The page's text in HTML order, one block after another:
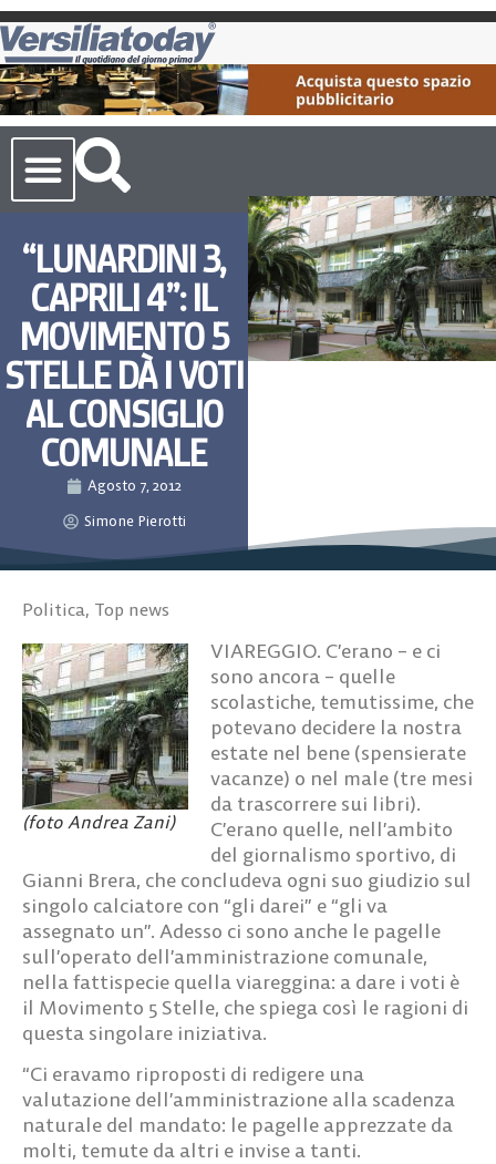
“LUNARDINI 3,
CAPRILI 4”: IL
MOVIMENTO 5
STELLE DÀ I VOTI
AL CONSIGLIO
COMUNALE
Agosto 7, 2012
Simone Pierotti
Politica, Top news
(foto Andrea Zani)
VIAREGGIO. C’erano – e ci
sono ancora – quelle
scolastiche, temutissime, che
potevano decidere la nostra
estate nel bene (spensierate
vacanze) o nel male (tre mesi
da trascorrere sui libri).
C’erano quelle, nell’ambito
del giornalismo sportivo, di
Gianni Brera, che concludeva ogni suo giudizio sul
singolo calciatore con “gli darei” e “gli va
assegnato un”. Adesso ci sono anche le pagelle
sull’operato dell’amministrazione comunale,
nella fattispecie quella viareggina: a dare i voti è
il Movimento 5 Stelle, che spiega così le ragioni di
questa singolare iniziativa.
“Ci eravamo riproposti di redigere una
valutazione dell’amministrazione alla scadenza
naturale del mandato: le pagelle apprezzate da
molti, temute da altri e invise a tanti.